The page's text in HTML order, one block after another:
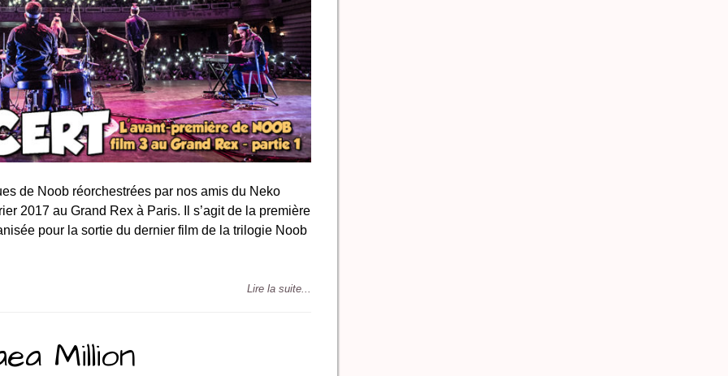
de Noob réorchestrées par nos amis du Neko
2017 au Grand Rex à Paris. Il s’agit de la première
pour la sortie du dernier film de la trilogie Noob
Lire la suite...
Million